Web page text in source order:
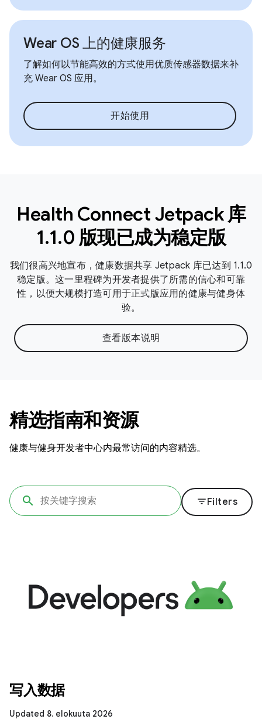
Wear OS 上的健康服务
了解如何以节能高效的方式使用优质传感器数据来补
充 Wear OS 应用。
开始使用
Health Connect Jetpack 库
1.1.0 版现已成为稳定版
我们很高兴地宣布，健康数据共享 Jetpack 库已达到 1.1.0
稳定版。这一里程碑为开发者提供了所需的信心和可靠
性，以便大规模打造可用于正式版应用的健康与健身体
验。
查看版本说明
精选指南和资源
健康与健身开发者中心内最常访问的内容精选。
filter_listFilters
写入数据
Updated 8. elokuuta 2026